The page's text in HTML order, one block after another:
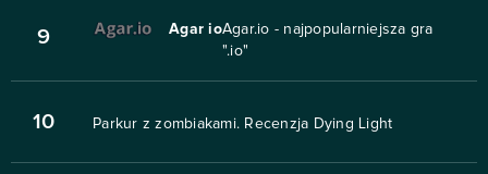
9 Agar ioAgar.io - najpopularniejsza gra
".io"
10 Parkur z zombiakami. Recenzja Dying Light